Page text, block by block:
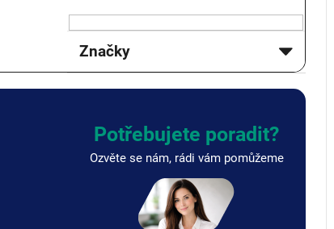
í
Značky
Potřebujete poradit?
Ozvěte se nám, rádi vám pomůžeme